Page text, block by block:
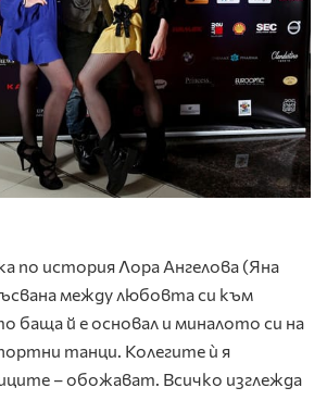
по история Лора Ангелова (Яна
между любовта си към
баща й е основал и миналото си на
танци. Колегите ѝ я
– обожават. Всичко изглежда